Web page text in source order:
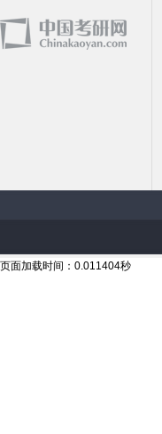
页面加载时间：0.011404秒